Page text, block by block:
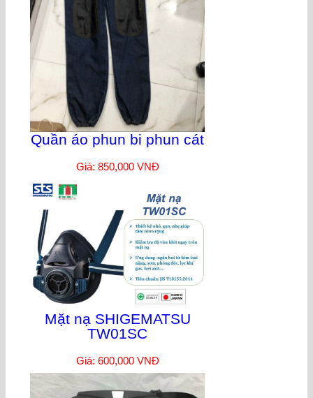
Quần áo phun bi phun cát
Giá: 850,000 VNĐ
Mặt nạ SHIGEMATSU
TW01SC
Giá: 600,000 VNĐ